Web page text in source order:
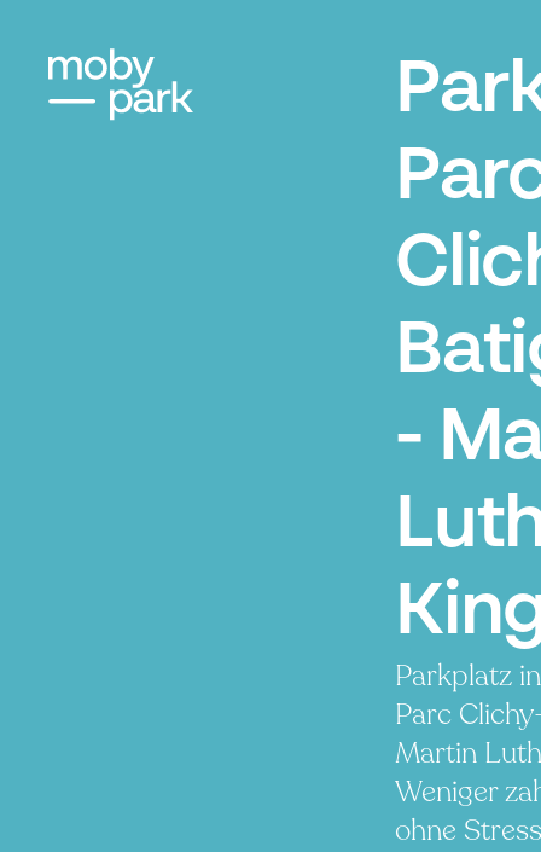
-
Parkplatz
Parc
Martin
Weniger
ohne